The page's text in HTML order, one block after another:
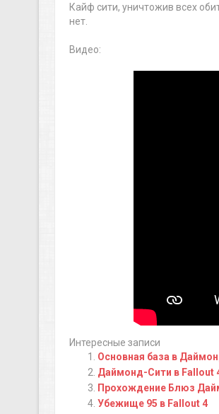
Кайф сити, уничтожив всех
нет.
Видео:
Интересные записи
Основная база в
Даймонд-Сити в Fallout
Прохождение Блюз
Убежище 95 в Fallout 4